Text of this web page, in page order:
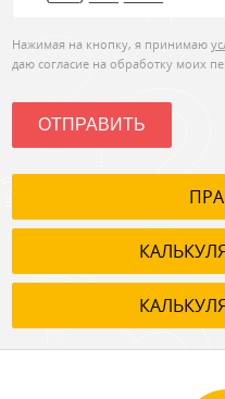
Нажимая на кнопку, я принимаю
даю согласие на обработку моих
ОТПРАВИТЬ